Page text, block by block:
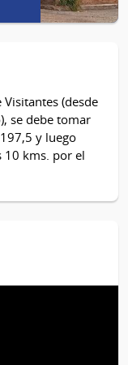
(desde
se debe tomar
y luego
10 kms. por el